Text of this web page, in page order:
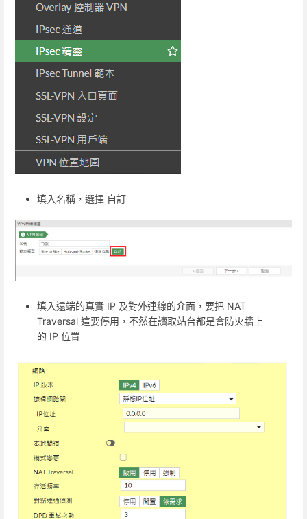
填入名稱，選擇 自訂
填入遠端的真實 IP 及對外連線的介面，要把 NAT
Traversal 這要停用，不然在讀取站台都是會防火牆上
的 IP 位置